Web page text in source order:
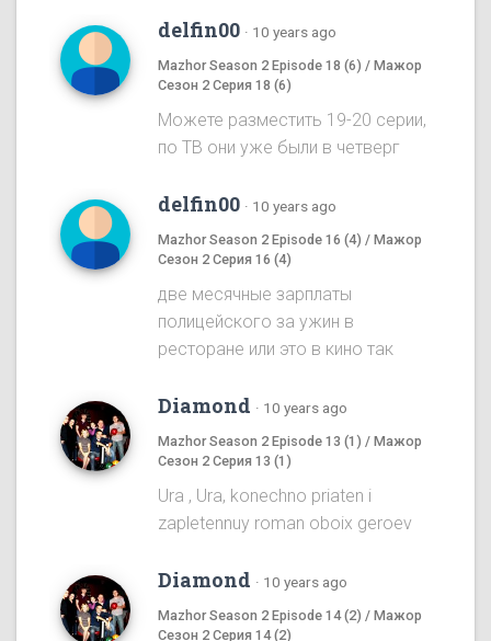
delfin00 · 10 years ago
Mazhor Season 2 Episode 18 (6) / Мажор
Сезон 2 Серия 18 (6)
Можете разместить 19-20 серии,
по ТВ они уже были в четверг
delfin00 · 10 years ago
Mazhor Season 2 Episode 16 (4) / Мажор
Сезон 2 Серия 16 (4)
две месячные зарплаты
полицейского за ужин в
ресторане или это в кино так
Diamond · 10 years ago
Mazhor Season 2 Episode 13 (1) / Мажор
Сезон 2 Серия 13 (1)
Ura , Ura, konechno priaten i
zapletennuy roman oboix geroev
Diamond · 10 years ago
Mazhor Season 2 Episode 14 (2) / Мажор
Сезон 2 Серия 14 (2)